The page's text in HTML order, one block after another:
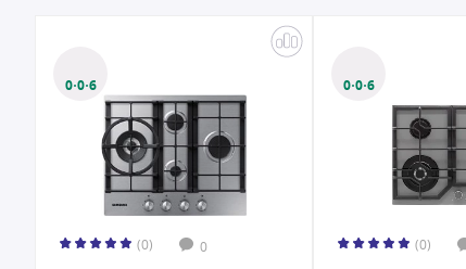
0·0·6
(0) 0
0·0·6
(0)